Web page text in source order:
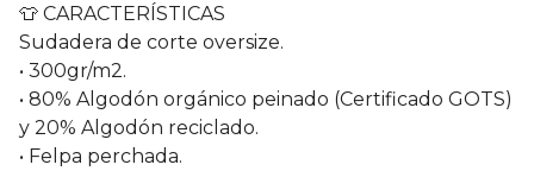
👕 CARACTERÍSTICAS
Sudadera de corte oversize.
• 300gr/m2.
• 80% Algodón orgánico peinado (Certificado GOTS)
y 20% Algodón reciclado.
• Felpa perchada.